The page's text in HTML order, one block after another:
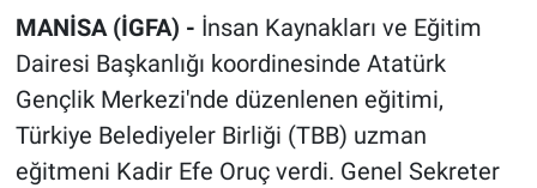
MANİSA (İGFA) - İnsan Kaynakları ve Eğitim
Dairesi Başkanlığı koordinesinde Atatürk
Gençlik Merkezi'nde düzenlenen eğitimi,
Türkiye Belediyeler Birliği (TBB) uzman
eğitmeni Kadir Efe Oruç verdi. Genel Sekreter